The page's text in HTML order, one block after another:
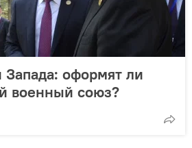
оформят ли
военный союз?